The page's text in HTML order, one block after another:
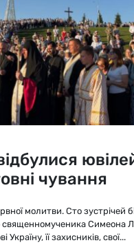
чування
молитви. Сто зустрічей
священномученика Симеона
Україну, її захисників, свої...